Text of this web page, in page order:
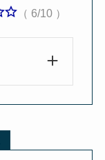
（ 6/10 ）